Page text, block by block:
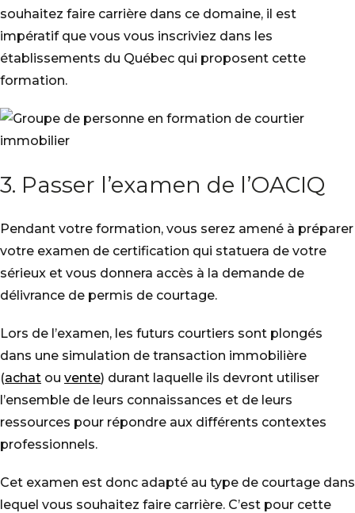
souhaitez faire carrière dans ce domaine, il est
impératif que vous vous inscriviez dans les
établissements du Québec qui proposent cette
formation.
3. Passer l’examen de l’OACIQ
Pendant votre formation, vous serez amené à préparer
votre examen de certification qui statuera de votre
sérieux et vous donnera accès à la demande de
délivrance de permis de courtage.
Lors de l’examen, les futurs courtiers sont plongés
dans une simulation de transaction immobilière
(achat ou vente) durant laquelle ils devront utiliser
l’ensemble de leurs connaissances et de leurs
ressources pour répondre aux différents contextes
professionnels.
Cet examen est donc adapté au type de courtage dans
lequel vous souhaitez faire carrière. C’est pour cette